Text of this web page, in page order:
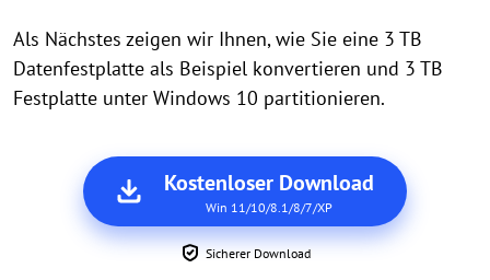
Als Nächstes zeigen wir Ihnen, wie Sie eine 3 TB
Datenfestplatte als Beispiel konvertieren und 3 TB
Festplatte unter Windows 10 partitionieren.
Kostenloser Download
Win 11/10/8.1/8/7/XP
Sicherer Download